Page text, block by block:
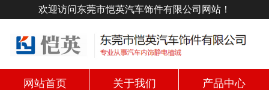
欢迎访问东莞市恺英汽车饰件有限公司网站！
网站首页 关于我们 产品中心